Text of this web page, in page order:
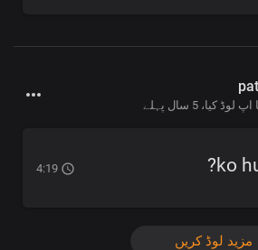
اپ لوڈ کیا، 5 سال پہلے
ko
مزید لوڈ کریں